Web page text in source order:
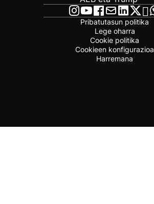
Pribatutasun politika
Lege oharra
Cookie politika
Cookieen konfigurazioa
Harremana